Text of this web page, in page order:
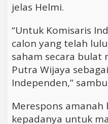
jelas Helmi.
“Untuk Komisaris
calon yang telah
saham secara bulat
Putra Wijaya
Independen,”
Merespons
kepadanya untuk